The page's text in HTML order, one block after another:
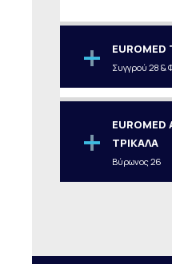
Συγγρού 28 &
ΤΡΙΚΑΛΑ
Βύρωνος 26